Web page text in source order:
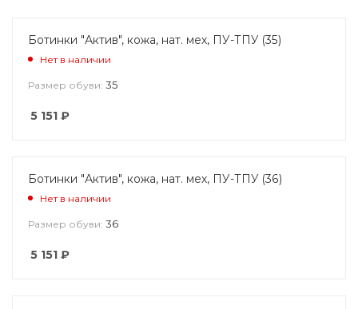
Ботинки "Актив", кожа, нат. мех, ПУ-ТПУ (35)
Нет в наличии
Размер обуви: 35
5 151 ₽
Ботинки "Актив", кожа, нат. мех, ПУ-ТПУ (36)
Нет в наличии
Размер обуви: 36
5 151 ₽